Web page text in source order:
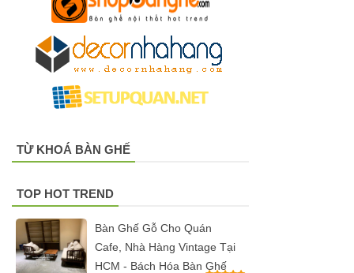
các mẫu
chân bàn
cafe, chân
bàn decor,
inox, chân
trend 2023
Ghế decor
trong suốt,
TỪ KHOÁ BÀN GHẾ
TOP HOT TREND
Bàn Ghế Gỗ Cho Quán
Cafe, Nhà Hàng Vintage Tại
HCM - Bách Hóa Bàn Ghế